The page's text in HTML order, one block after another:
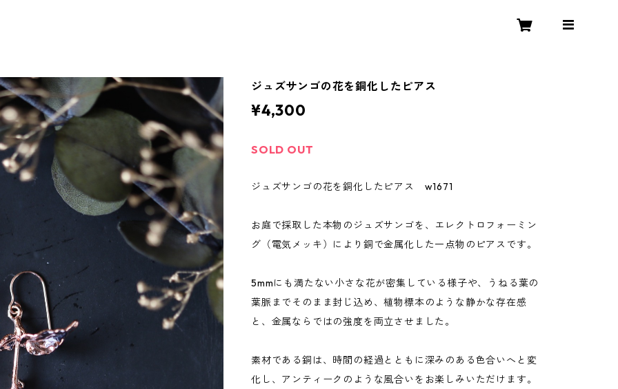
ジュズサンゴの花を銅化したピアス
¥4,300
SOLD OUT
ジュズサンゴの花を銅化したピアス w1671
お庭で採取した本物のジュズサンゴを、エレクトロフォーミン
グ（電気メッキ）により銅で金属化した一点物のピアスです。
5mmにも満たない小さな花が密集している様子や、うねる葉の
葉脈までそのまま封じ込め、植物標本のような静かな存在感
と、金属ならではの強度を両立させました。
素材である銅は、時間の経過とともに深みのある色合いへと変
化し、アンティークのような風合いをお楽しみいただけます。